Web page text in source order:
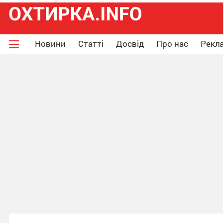
Новини Статті Досвід Про нас